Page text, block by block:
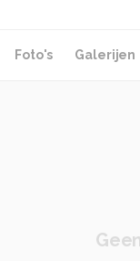
Foto's Galerijen